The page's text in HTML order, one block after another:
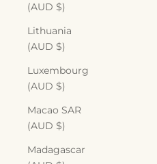
(AUD $)
Lithuania
(AUD $)
Luxembourg
(AUD $)
Macao SAR
(AUD $)
Madagascar